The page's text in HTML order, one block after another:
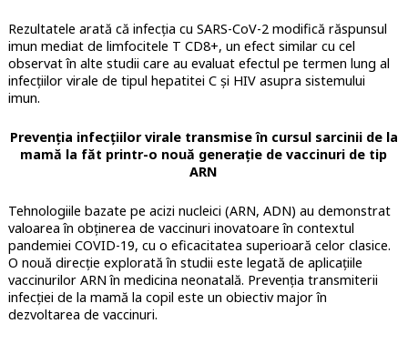
Rezultatele arată că infecția cu SARS-CoV-2 modifică răspunsul
imun mediat de limfocitele T CD8+, un efect similar cu cel
observat în alte studii care au evaluat efectul pe termen lung al
infecțiilor virale de tipul hepatitei C și HIV asupra sistemului
imun.
Prevenția infecțiilor virale transmise în cursul sarcinii de la
mamă la făt printr-o nouă generație de vaccinuri de tip
ARN
Tehnologiile bazate pe acizi nucleici (ARN, ADN) au demonstrat
valoarea în obținerea de vaccinuri inovatoare în contextul
pandemiei COVID-19, cu o eficacitatea superioară celor clasice.
O nouă direcție explorată în studii este legată de aplicațiile
vaccinurilor ARN în medicina neonatală. Prevenția transmiterii
infecției de la mamă la copil este un obiectiv major în
dezvoltarea de vaccinuri.